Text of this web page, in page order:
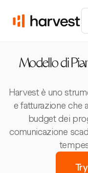
Modello di
Harvest è uno
e fatturazione che
budget dei
comunicazione